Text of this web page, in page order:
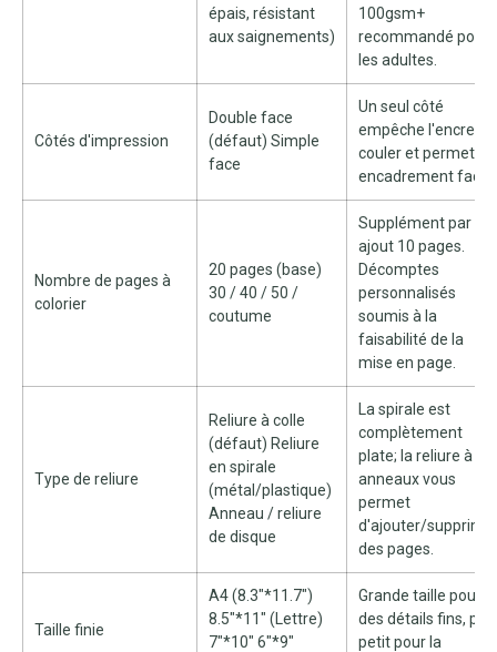
épais, résistant
aux saignements)
100gsm+
recommandé pour
les adultes.
Côtés d'impression
Double face
(défaut) Simple
face
Un seul côté
empêche l'encre de
couler et permet un
encadrement
Nombre de pages à
colorier
20 pages (base)
30 / 40 / 50 /
coutume
Supplément par
ajout 10 pages.
Décomptes
personnalisés
soumis à la
faisabilité de la
mise en page.
Type de reliure
Reliure à colle
(défaut) Reliure
en spirale
(métal/plastique)
Anneau / reliure
de disque
La spirale est
complètement
plate; la reliure à
anneaux vous
permet
d'ajouter/
des pages.
Taille finie
A4 (8.3"*11.7")
8.5"*11" (Lettre)
7"*10" 6"*9"
Grande taille pour
des détails fins, plus
petit pour la